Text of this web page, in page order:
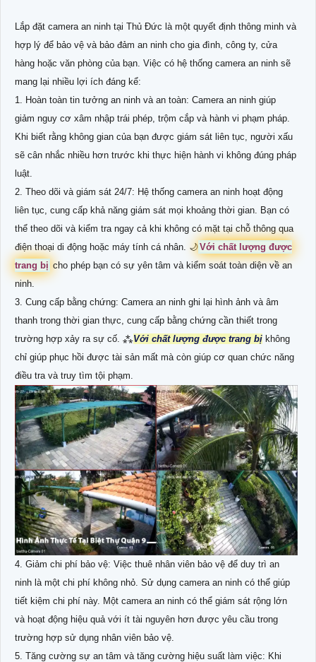
Lắp đặt camera an ninh tại Thủ Đức là một quyết định thông minh và
hợp lý để bảo vệ và bảo đảm an ninh cho gia đình, công ty, cửa
hàng hoặc văn phòng của bạn. Việc có hệ thống camera an ninh sẽ
mang lại nhiều lợi ích đáng kể:
1. Hoàn toàn tin tưởng an ninh và an toàn: Camera an ninh giúp
giảm nguy cơ xâm nhập trái phép, trộm cắp và hành vi phạm pháp.
Khi biết rằng không gian của bạn được giám sát liên tục, người xấu
sẽ cân nhắc nhiều hơn trước khi thực hiện hành vi không đúng pháp
luật.
2. Theo dõi và giám sát 24/7: Hệ thống camera an ninh hoạt động
liên tục, cung cấp khả năng giám sát mọi khoảng thời gian. Bạn có
thể theo dõi và kiểm tra ngay cả khi không có mặt tại chỗ thông qua
điện thoại di động hoặc máy tính cá nhân. 🌙Với chất lượng được
trang bị cho phép bạn có sự yên tâm và kiểm soát toàn diện về an
ninh.
3. Cung cấp bằng chứng: Camera an ninh ghi lại hình ảnh và âm
thanh trong thời gian thực, cung cấp bằng chứng cần thiết trong
trường hợp xảy ra sự cố. ⁂Với chất lượng được trang bị không
chỉ giúp phục hồi được tài sản mất mà còn giúp cơ quan chức năng
điều tra và truy tìm tội phạm.
4. Giảm chi phí bảo vệ: Việc thuê nhân viên bảo vệ để duy trì an
ninh là một chi phí không nhỏ. Sử dụng camera an ninh có thể giúp
tiết kiệm chi phí này. Một camera an ninh có thể giám sát rộng lớn
và hoạt động hiệu quả với ít tài nguyên hơn được yêu cầu trong
trường hợp sử dụng nhân viên bảo vệ.
5. Tăng cường sự an tâm và tăng cường hiệu suất làm việc: Khi